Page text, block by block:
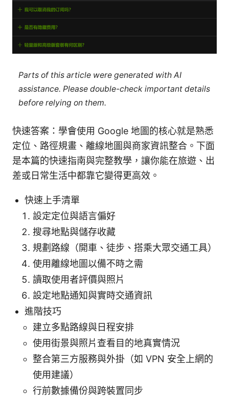
Parts of this article were generated with AI
assistance. Please double-check important details
before relying on them.
快速答案：學會使用 Google 地圖的核心就是熟悉
定位、路徑規畫、離線地圖與商家資訊整合。下面
是本篇的快速指南與完整教學，讓你能在旅遊、出
差或日常生活中都靠它變得更高效。
快速上手清單
設定定位與語言偏好
搜尋地點與儲存收藏
規劃路線（開車、徒步、搭乘大眾交通工具）
使用離線地圖以備不時之需
讀取使用者評價與照片
設定地點通知與實時交通資訊
進階技巧
建立多點路線與日程安排
使用街景與照片查看目的地真實情況
整合第三方服務與外掛（如 VPN 安全上網的
使用建議）
行前數據備份與跨裝置同步